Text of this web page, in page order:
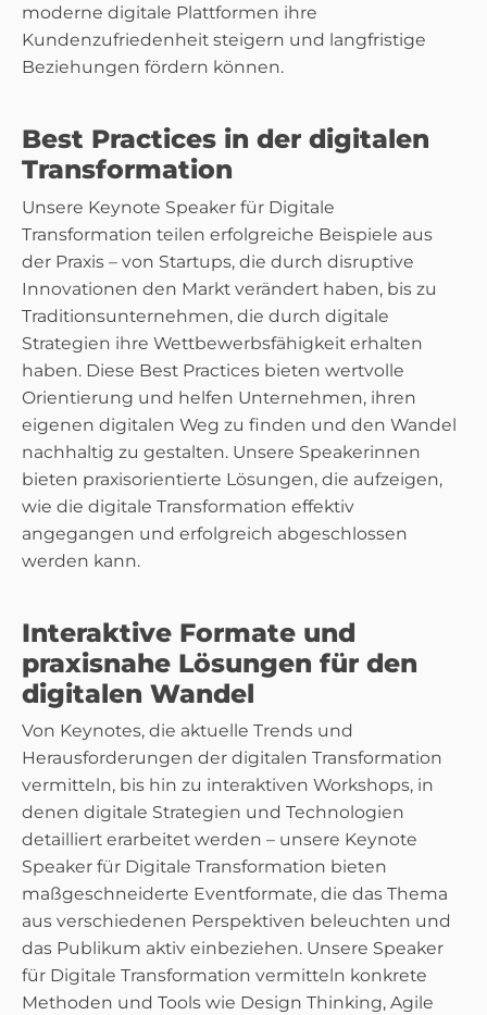
moderne digitale Plattformen ihre
Kundenzufriedenheit steigern und langfristige
Beziehungen fördern können.
Best Practices in der digitalen
Transformation
Unsere Keynote Speaker für Digitale
Transformation teilen erfolgreiche Beispiele aus
der Praxis – von Startups, die durch disruptive
Innovationen den Markt verändert haben, bis zu
Traditionsunternehmen, die durch digitale
Strategien ihre Wettbewerbsfähigkeit erhalten
haben. Diese Best Practices bieten wertvolle
Orientierung und helfen Unternehmen, ihren
eigenen digitalen Weg zu finden und den Wandel
nachhaltig zu gestalten. Unsere Speakerinnen
bieten praxisorientierte Lösungen, die aufzeigen,
wie die digitale Transformation effektiv
angegangen und erfolgreich abgeschlossen
werden kann.
Interaktive Formate und
praxisnahe Lösungen für den
digitalen Wandel
Von Keynotes, die aktuelle Trends und
Herausforderungen der digitalen Transformation
vermitteln, bis hin zu interaktiven Workshops, in
denen digitale Strategien und Technologien
detailliert erarbeitet werden – unsere Keynote
Speaker für Digitale Transformation bieten
maßgeschneiderte Eventformate, die das Thema
aus verschiedenen Perspektiven beleuchten und
das Publikum aktiv einbeziehen. Unsere Speaker
für Digitale Transformation vermitteln konkrete
Methoden und Tools wie Design Thinking, Agile